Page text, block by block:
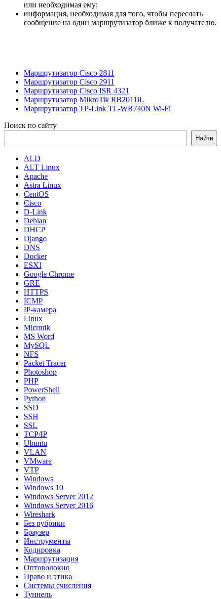
или необходимая ему;
информация, необходимая для того, чтобы переслать
сообщение на один маршрутизатор ближе к получателю.
Маршрутизатор Cisco 2811
Маршрутизатор Cisco 2911
Маршрутизатор Cisco ISR 4321
Маршрутизатор MikroTik RB2011iL
Маршрутизатор TP-Link TL-WR740N Wi-Fi
Поиск по сайту
Найти
ALD
ALT Linux
Apache
Astra Linux
CentOS
Cisco
D-Link
Debian
DHCP
Django
DNS
Docker
ESXI
Google Chrome
GRE
HTTPS
ICMP
IP-камера
Linux
Microtik
MS Word
MySQL
NFS
Packet Tracer
Photoshop
PHP
PowerShell
Python
SSD
SSH
SSL
TCP/IP
Ubuntu
VLAN
VMware
VTP
Windows
Windows 10
Windows Server 2012
Windows Server 2016
Wireshark
Без рубрики
Браузер
Инструменты
Кодировка
Маршрутизация
Оптоволокно
Право и этика
Системы счисления
Туннель